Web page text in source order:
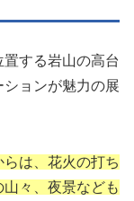
する岩山の高台
ョンが魅力の展
は、花火の打ち
山々、夜景なども